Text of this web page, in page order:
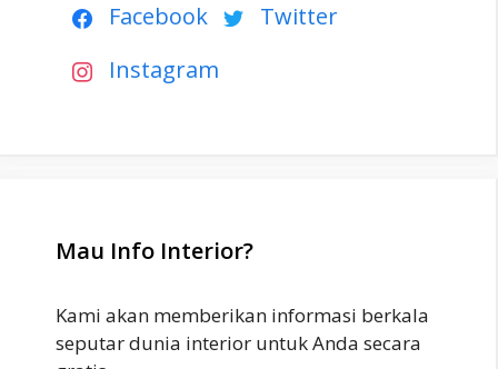
Facebook
Twitter
Instagram
Mau Info Interior?
Kami akan memberikan informasi berkala
seputar dunia interior untuk Anda secara